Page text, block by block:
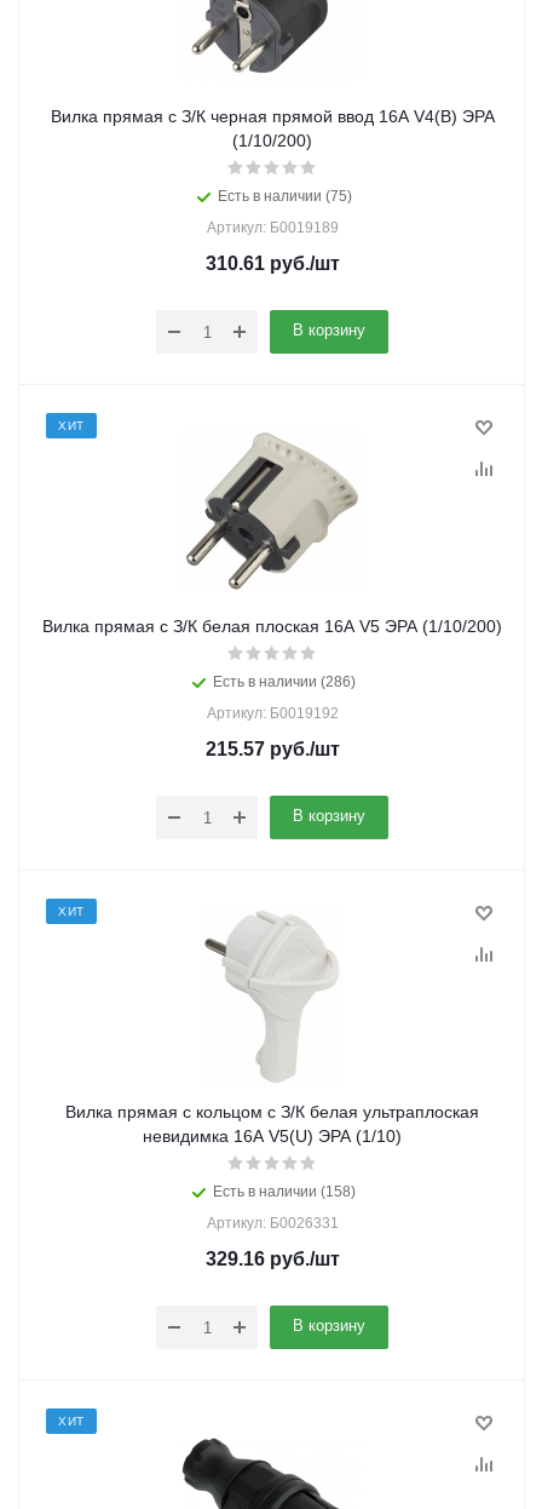
Вилка прямая с З/К черная прямой ввод 16A V4(B) ЭРА
(1/10/200)
Есть в наличии (75)
Артикул: Б0019189
310.61руб./шт
В корзину
ХИТ
Вилка прямая с З/К белая плоская 16А V5 ЭРА (1/10/200)
Есть в наличии (286)
Артикул: Б0019192
215.57руб./шт
В корзину
ХИТ
Вилка прямая с кольцом с З/К белая ультраплоская
невидимка 16А V5(U) ЭРА (1/10)
Есть в наличии (158)
Артикул: Б0026331
329.16руб./шт
В корзину
ХИТ